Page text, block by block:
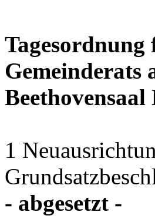
Gemeinderats
1
- abgesetzt -